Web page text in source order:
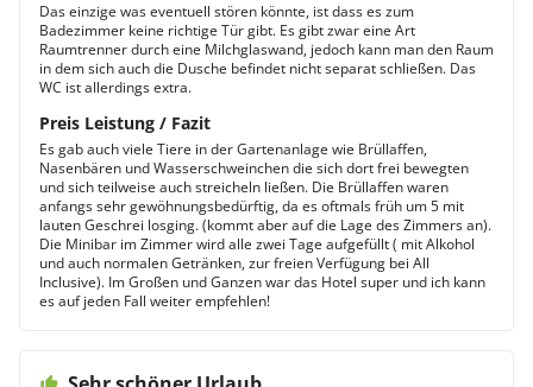
Das einzige was eventuell stören könnte, ist dass es zum
Badezimmer keine richtige Tür gibt. Es gibt zwar eine Art
Raumtrenner durch eine Milchglaswand, jedoch kann man den Raum
in dem sich auch die Dusche befindet nicht separat schließen. Das
WC ist allerdings extra.
Preis Leistung / Fazit
Es gab auch viele Tiere in der Gartenanlage wie Brüllaffen,
Nasenbären und Wasserschweinchen die sich dort frei bewegten
und sich teilweise auch streicheln ließen. Die Brüllaffen waren
anfangs sehr gewöhnungsbedürftig, da es oftmals früh um 5 mit
lauten Geschrei losging. (kommt aber auf die Lage des Zimmers an).
Die Minibar im Zimmer wird alle zwei Tage aufgefüllt ( mit Alkohol
und auch normalen Getränken, zur freien Verfügung bei All
Inclusive). Im Großen und Ganzen war das Hotel super und ich kann
es auf jeden Fall weiter empfehlen!